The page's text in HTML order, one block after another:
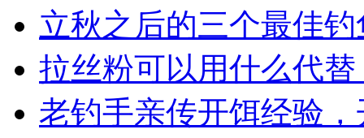
立秋之后的三个最佳
拉丝粉可以用什么代
老钓手亲传开饵经验